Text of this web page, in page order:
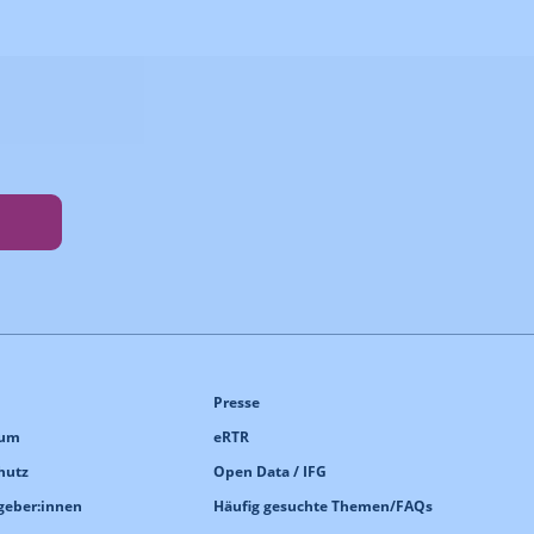
Presse
eRTR
Open Data / IFG
Häufig gesuchte Themen/FAQs